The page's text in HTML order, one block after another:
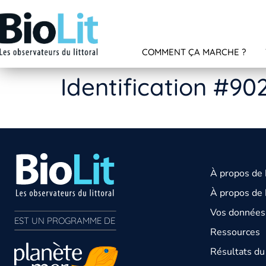
COMMENT ÇA MARCHE ?
Identification
EST UN PROGRAMME DE
À propos de
À propos de
Vos
Ressources
Résultats